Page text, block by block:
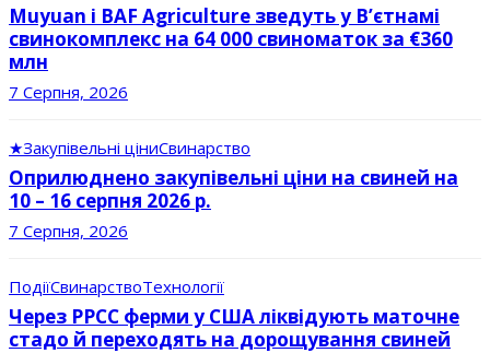
Muyuan і BAF Agriculture зведуть у В’єтнамі
свинокомплекс на 64 000 свиноматок за €360
млн
7 Серпня, 2026
★Закупівельні ціниСвинарство
Оприлюднено закупівельні ціни на свиней на
10 – 16 серпня 2026 р.
7 Серпня, 2026
ПодіїСвинарствоТехнології
Через РРСС ферми у США ліквідують маточне
стадо й переходять на дорощування свиней